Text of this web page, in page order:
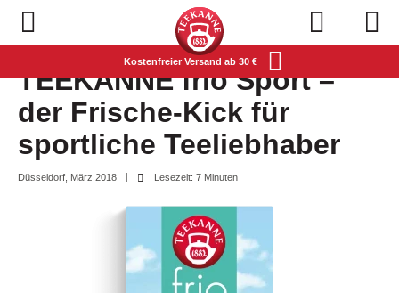
Navigation öffnen
Kostenfreier Versand ab 30 €
TEEKANNE frio Sport –
der Frische-Kick für
sportliche Teeliebhaber
Düsseldorf, März 2018 Lesezeit: 7 Minuten